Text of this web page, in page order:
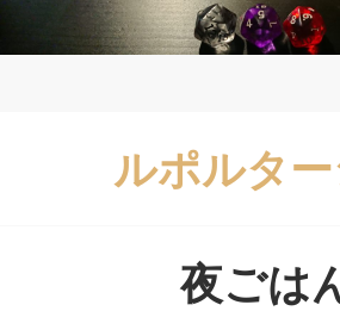
ルポルタ
夜ごは